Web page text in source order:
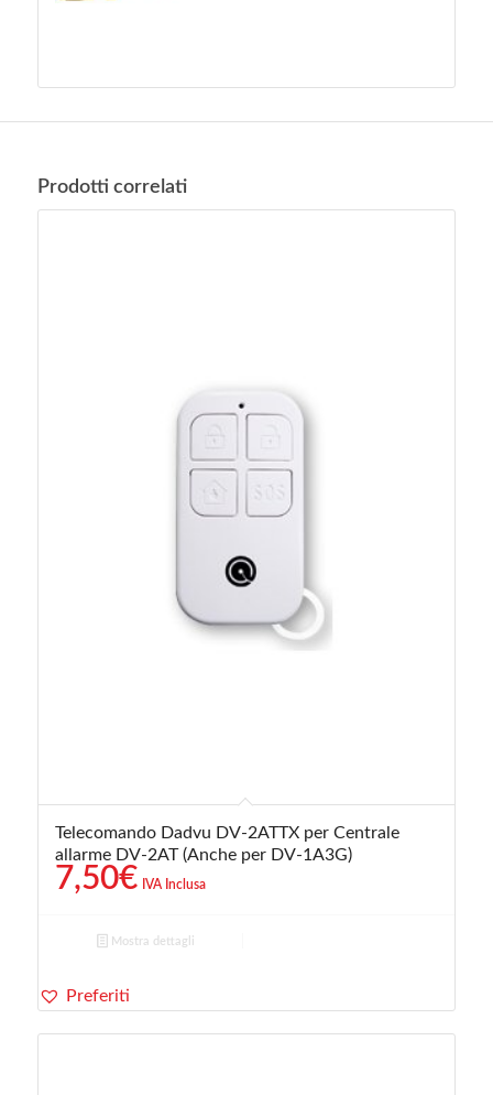
Prodotti correlati
Telecomando Dadvu DV-2ATTX per Centrale
allarme DV-2AT (Anche per DV-1A3G)
7,50€ IVA Inclusa
Mostra dettagli
Preferiti